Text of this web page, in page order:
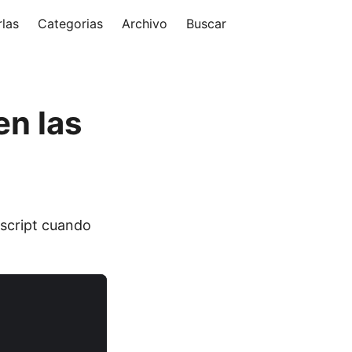
Categorias Archivo Buscar
las
cuando